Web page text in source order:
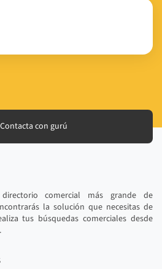
Contacta con gurú
comercial más grande de
la solución que necesitas de
tus búsquedas comerciales desde